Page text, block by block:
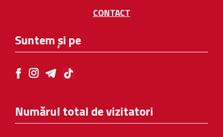
CONTACT
Suntem și pe
Numărul total de vizitatori